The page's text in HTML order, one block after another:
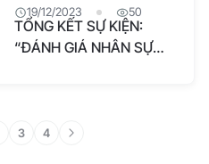
19/12/2023 50
TỔNG KẾT SỰ KIỆN:
“ĐÁNH GIÁ NHÂN SỰ
3 4